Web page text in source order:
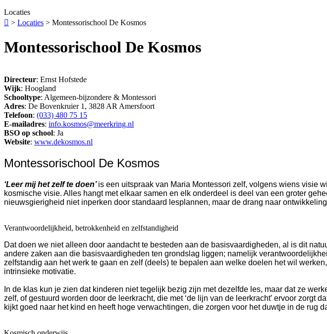
Locaties
 > Locaties > Montessorischool De Kosmos
Montessorischool De Kosmos
Directeur: Ernst Hofstede
Wijk: Hoogland
Schooltype: Algemeen-bijzondere & Montessori
Adres: De Bovenkruier 1, 3828 AR Amersfoort
Telefoon: (033) 480 75 15
E-mailadres: info.kosmos@meerkring.nl
BSO op school: Ja
Website: www.dekosmos.nl
Montessorischool De Kosmos
‘Leer mij het zelf te doen’is een uitspraak van Maria Montessori zelf, volgens wiens visie
kosmische visie. Alles hangt met elkaar samen en elk onderdeel is deel van een groter
nieuwsgierigheid niet inperken door standaard lesplannen, maar de drang naar
Verantwoordelijkheid, betrokkenheid en zelfstandigheid
Dat doen we niet alleen door aandacht te besteden aan de basisvaardigheden, al is dit
andere zaken aan die basisvaardigheden ten grondslag liggen; namelijk
zelfstandig aan het werk te gaan en zelf (deels) te bepalen aan welke doelen het wil
intrinsieke motivatie.
In de klas kun je zien dat kinderen niet tegelijk bezig zijn met dezelfde les, maar dat ze
zelf, of gestuurd worden door de leerkracht, die met ‘de lijn van de leerkracht’ ervoor
kijkt goed naar het kind en heeft hoge verwachtingen, die zorgen voor het duwtje in de rug